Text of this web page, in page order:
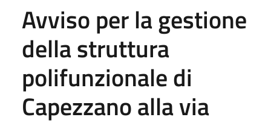
Avviso per la gestione
della struttura
polifunzionale di
Capezzano alla via